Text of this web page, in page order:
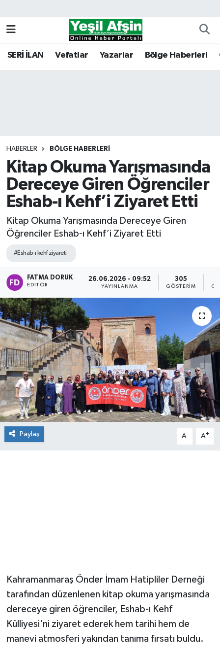
SERİ İLAN Vefatlar Yazarlar Bölge Haberleri
HABERLER BÖLGE HABERLERI
Kitap Okuma Yarışmasında
Dereceye Giren Öğrenciler
Eshab-ı Kehf’i Ziyaret Etti
Kitap Okuma Yarışmasında Dereceye Giren
Öğrenciler Eshab-ı Kehf’i Ziyaret Etti
#Eshab-ı kehf ziyareti
FATMA DORUK
EDITÖR
26.06.2026 - 09:52
YAYINLANMA
305
GÖSTERIM
Paylaş A- A+
Kahramanmaraş Önder İmam Hatipliler Derneği
tarafından düzenlenen kitap okuma yarışmasında
dereceye giren öğrenciler, Eshab-ı Kehf
Külliyesi'ni ziyaret ederek hem tarihi hem de
manevi atmosferi yakından tanıma fırsatı buldu.
Kahramanmaraş Nöbetçi Eczaneler
Tüm Manşetler
Son Dakika Haberleri